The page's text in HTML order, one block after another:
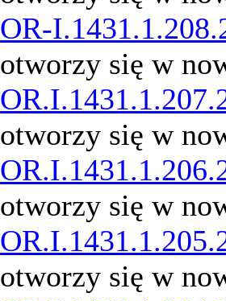
OR-
otworzy się w
otworzy się w
otworzy się w
otworzy się w